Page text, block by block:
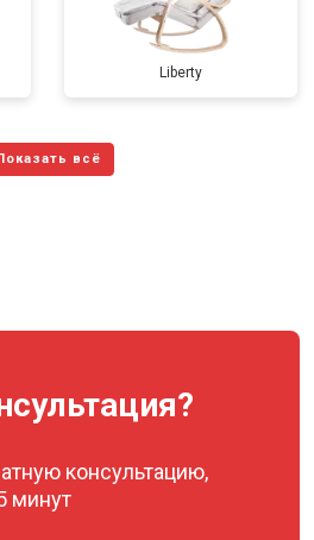
Liberty
консультацию,
минут